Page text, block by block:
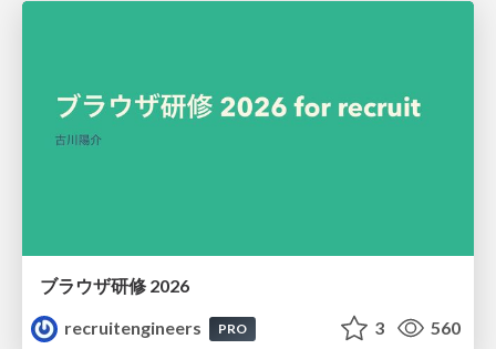
ブラウザ研修 2026
recruitengineers
PRO 3 560